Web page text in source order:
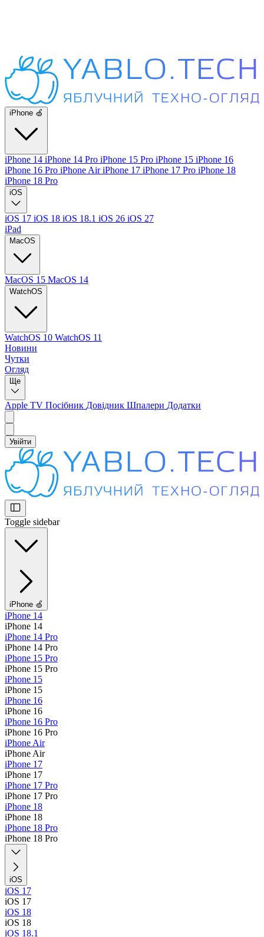
iPhone 🍏
iPhone 14 iPhone 14 Pro iPhone 15 Pro iPhone 15 iPhone 16
iPhone 16 Pro iPhone AiriPhone 17 iPhone 17 Pro iPhone 18
iPhone 18 Pro
iOS
iOS 17 iOS 18 iOS 18.1 iOS 26 iOS 27
iPad
MacOS
MacOS 15 MacOS 14
WatchOS
WatchOS 10 WatchOS 11
Новини
Чутки
Огляд
Ще
Apple TV Посібник Довідник Шпалери Додатки
Увійти
Toggle sidebar
iPhone 🍏
iPhone 14
iPhone 14
iPhone 14 Pro
iPhone 14 Pro
iPhone 15 Pro
iPhone 15 Pro
iPhone 15
iPhone 15
iPhone 16
iPhone 16
iPhone 16 Pro
iPhone 16 Pro
iPhone Air
iPhone Air
iPhone 17
iPhone 17
iPhone 17 Pro
iPhone 17 Pro
iPhone 18
iPhone 18
iPhone 18 Pro
iPhone 18 Pro
iOS
iOS 17
iOS 17
iOS 18
iOS 18
iOS 18.1